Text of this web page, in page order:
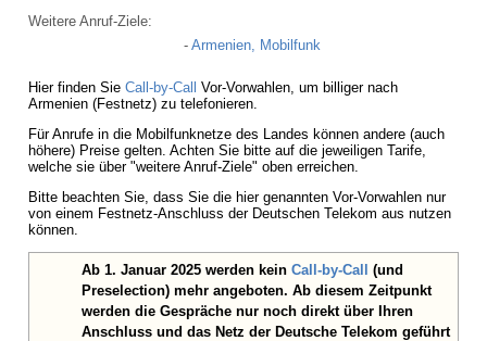
Weitere Anruf-Ziele:
- Armenien, Mobilfunk
Hier finden Sie Call-by-Call Vor-Vorwahlen, um billiger nach
Armenien (Festnetz) zu telefonieren.
Für Anrufe in die Mobilfunknetze des Landes können andere (auch
höhere) Preise gelten. Achten Sie bitte auf die jeweiligen Tarife,
welche sie über "weitere Anruf-Ziele" oben erreichen.
Bitte beachten Sie, dass Sie die hier genannten Vor-Vorwahlen nur
von einem Festnetz-Anschluss der Deutschen Telekom aus nutzen
können.
Ab 1. Januar 2025 werden kein Call-by-Call (und
Preselection) mehr angeboten. Ab diesem Zeitpunkt
werden die Gespräche nur noch direkt über Ihren
Anschluss und das Netz der Deutsche Telekom geführt